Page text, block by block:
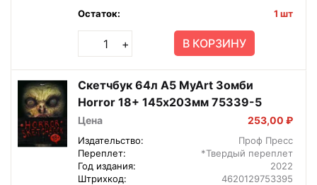
Остаток:
1 шт
+ В КОРЗИНУ
Скетчбук 64л А5 MyArt Зомби
Horror 18+ 145х203мм 75339-5
Цена 253,00 ₽
Издательство:
Проф Пресс
Переплет:
*Твердый переплет
Год издания:
2022
Штрихкод:
4620129753395